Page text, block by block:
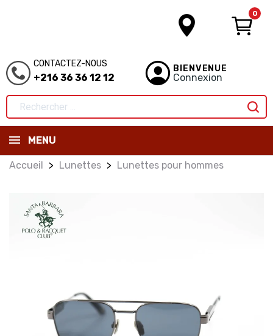
0
CONTACTEZ-NOUS
+216 36 36 12 12
BIENVENUE
Connexion
MENU
Accueil Lunettes Lunettes pour hommes